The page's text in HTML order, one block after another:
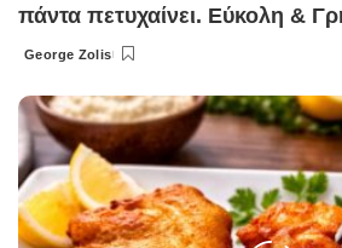
πάντα πετυχαίνει. Εύκολη &
Posted
George Zolis